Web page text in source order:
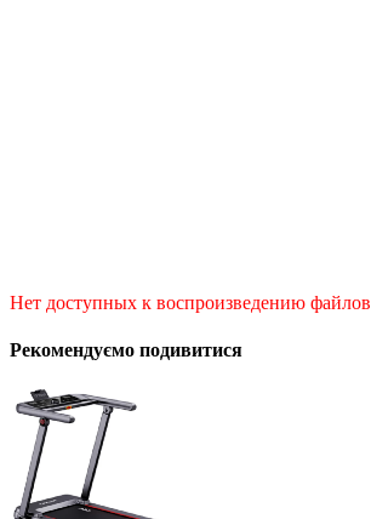
Нет доступных к воспроизведению файлов
Рекомендуємо подивитися